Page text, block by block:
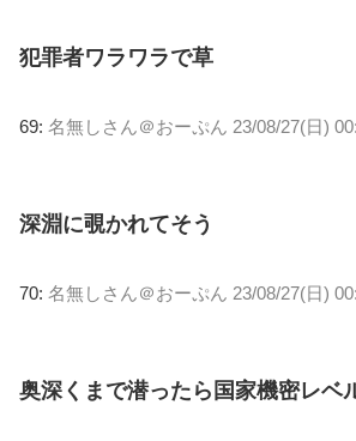
犯罪者ワラワラで草
69: 名無しさん＠おーぷん 23/08/27(日)
深淵に覗かれてそう
70: 名無しさん＠おーぷん 23/08/27(日)
奥深くまで潜ったら国家機密レベ